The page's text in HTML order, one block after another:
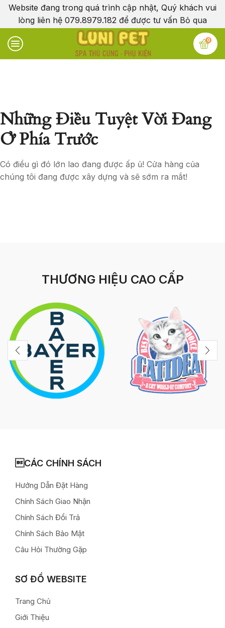
Website đang trong quá trình cập nhật, Quý khách vui
lòng liên hệ 079.8979.182 để được tư vấn Bỏ qua
0
Những Điều Tuyệt Vời Đang
Ở Phía Trước
Có điều gì đó lớn lao đang được ấp ủ! Cửa hàng của
chúng tôi đang được xây dựng và sẽ sớm ra mắt!
THƯƠNG HIỆU CAO CẤP
CÁC CHÍNH SÁCH
Hướng Dẫn Đặt Hàng
Chính Sách Giao Nhận
Chính Sách Đổi Trả
Chính Sách Bảo Mật
Câu Hỏi Thường Gặp
SƠ ĐỒ WEBSITE
Trang Chủ
Giới Thiệu